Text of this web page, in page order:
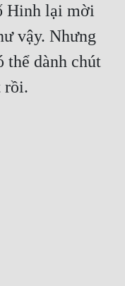
Hinh lại mời
vậy. Nhưng
thể dành chút
rồi.